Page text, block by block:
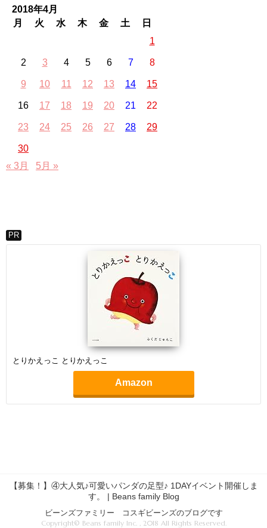
2018年4月
月
火 水 木 金 土
日
1
2 3 4 5 6 7 8
9 10 11 12 13 14 15
16 17 18 19 20 21 22
23 24 25 26 27 28 29
30
« 3月
5月 »
PR
とりかえっこ とりかえっこ
Amazon
【募集！】④大人気♪可愛いパンダの足型♪ 1DAYイベント開催しま
す。 | Beans family Blog
ビーンズファミリー コスギビーンズのブログです
Copyright© Beans family Inc. , 2018 All Rights Reserved.